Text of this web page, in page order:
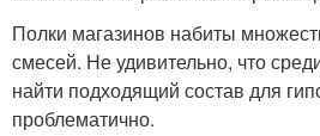
Полки магазинов набиты
смесей. Не удивительно, что
найти подходящий состав для
проблематично.